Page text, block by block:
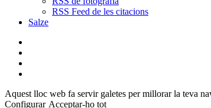
RSS Feed de les citacions
Salze
Aquest lloc web fa servir galetes per millorar la teva
Configurar Acceptar-ho tot